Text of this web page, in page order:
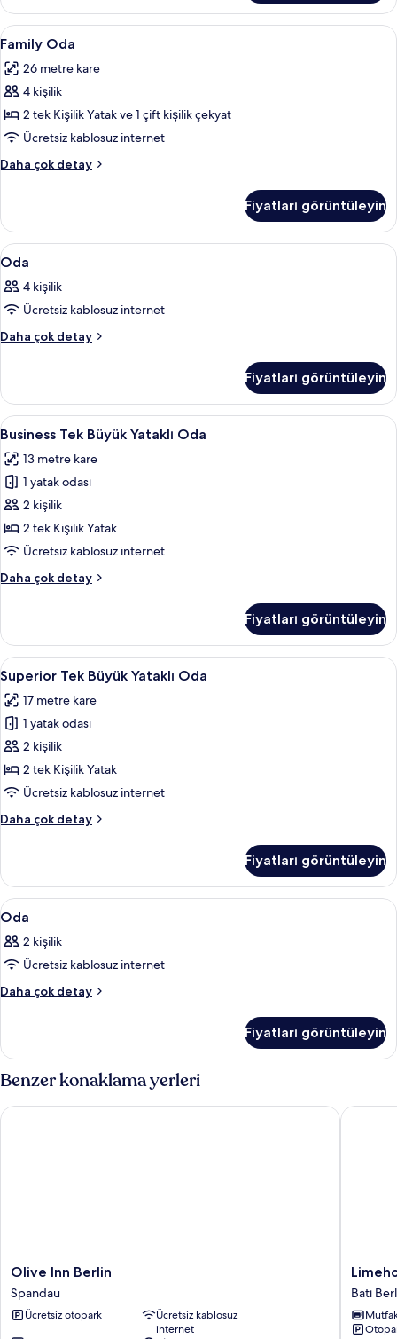
Oda
hakkında
daha
detay
Family
Oda
için
tüm
fotoğrafları
görün
Family Oda | Odada kasa, güneşlik/
6
Family Oda
26 metre kare
4 kişilik
2 tek Kişilik Yatak ve 1 çift kişilik çekyat
Ücretsiz kablosuz internet
Daha çok detay
Family
fazla
detay
Fiyatları görüntüleyin
Oda
için
tüm
fotoğrafları
görün
Odada kasa, güneşlik/perde,
5
Oda
4 kişilik
Ücretsiz kablosuz internet
Daha çok detay
Oda
detay
Fiyatları görüntüleyin
Business
Tek
Büyük
Yataklı
Oda
için
tüm
görün
Business Tek Büyük Yataklı Oda |
5
Business Tek Büyük Yataklı Oda
13 metre kare
1 yatak odası
2 kişilik
2 tek Kişilik Yatak
Ücretsiz kablosuz internet
Daha çok detay
Business
Oda
hakkında
daha
fazla
detay
Fiyatları görüntüleyin
Superior
Tek
Büyük
Yataklı
Oda
için
tüm
görün
Superior Tek Büyük Yataklı Oda |
5
Superior Tek Büyük Yataklı Oda
17 metre kare
1 yatak odası
2 kişilik
2 tek Kişilik Yatak
Ücretsiz kablosuz internet
Daha çok detay
Superior
Oda
hakkında
daha
detay
Fiyatları görüntüleyin
Oda
için
tüm
fotoğrafları
görün
Odada kasa, güneşlik/perde,
10
Oda
2 kişilik
Ücretsiz kablosuz internet
Daha çok detay
Oda
detay
Fiyatları görüntüleyin
Benzer konaklama yerleri
Olive
Inn
Berlin
Spandau
Olive Inn Berlin
Spandau
Ücretsiz otopark
Ücretsiz kablosuz
internet
Olive Inn Berlin
Berlin
Batı
Berlin
Batı